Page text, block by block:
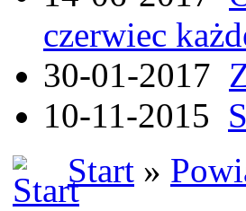
czerwiec
30-01-2017
10-11-2015
Start »